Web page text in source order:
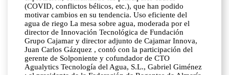
(COVID, conflictos bélicos, etc.), que han podido
motivar cambios en su tendencia. Uso eficiente del
agua de riego La mesa sobre agua, moderada por el
director de Innovación Tecnológica de Fundación
Grupo Cajamar y director adjunto de Cajamar Innova,
Juan Carlos Gázquez , contó con la participación del
gerente de Solponiente y cofundador de CTO
Agualytics Tecnología del Agua, S.L., Gabriel Giménez